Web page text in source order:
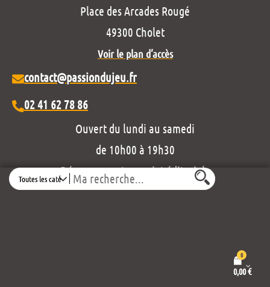
Search
0
0,00€
Place des Arcades Rougé
49300 Cholet
Voir le plan d’accès
contact@passiondujeu.fr
02 41 62 78 86
Ouvert du lundi au samedi
de 10h00 à 19h30
Découvrez notre projet éditorial :